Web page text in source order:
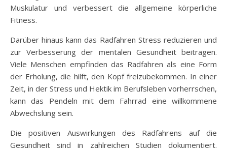
Muskulatur und verbessert die allgemeine körperliche
Fitness.
Darüber hinaus kann das Radfahren Stress reduzieren und
zur Verbesserung der mentalen Gesundheit beitragen.
Viele Menschen empfinden das Radfahren als eine Form
der Erholung, die hilft, den Kopf freizubekommen. In einer
Zeit, in der Stress und Hektik im Berufsleben vorherrschen,
kann das Pendeln mit dem Fahrrad eine willkommene
Abwechslung sein.
Die positiven Auswirkungen des Radfahrens auf die
Gesundheit sind in zahlreichen Studien dokumentiert.